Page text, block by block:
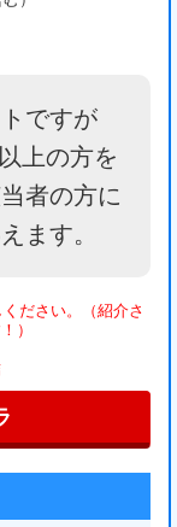
ですが
上の方を
者の方に
ます。
ください。（紹介さ
）